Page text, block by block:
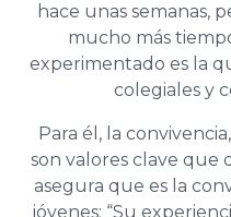
hace unas semanas,
mucho más
experimentado es la
colegiales y
Para él, la
son valores clave que
asegura que es la
jóvenes: “Su